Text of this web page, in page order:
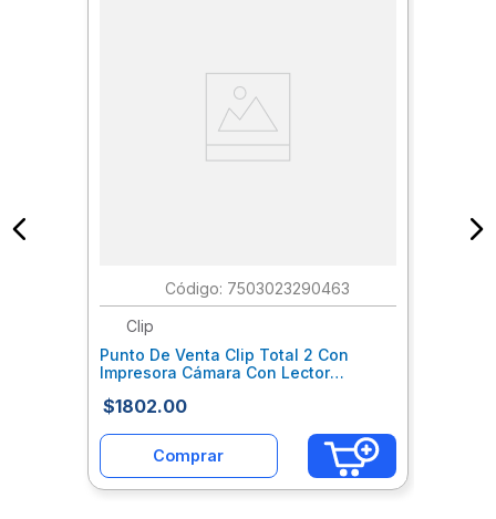
: 7503023290463
Clip
Punto De Venta Clip Total 2 Con
Impresora Cámara Con Lector
Catálo Cweputab001
$1802.00
Comprar